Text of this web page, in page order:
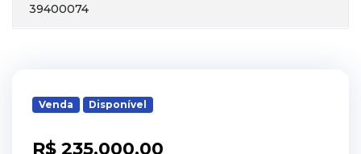
39400074
Venda Disponível
R$ 235.000,00